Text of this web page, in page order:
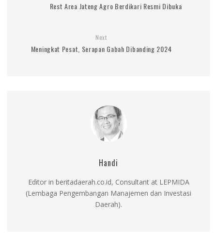
Rest Area Jateng Agro Berdikari Resmi Dibuka
Next
Meningkat Pesat, Serapan Gabah Dibanding 2024
Handi
Editor in beritadaerah.co.id, Consultant at LEPMIDA
(Lembaga Pengembangan Manajemen dan Investasi
Daerah).